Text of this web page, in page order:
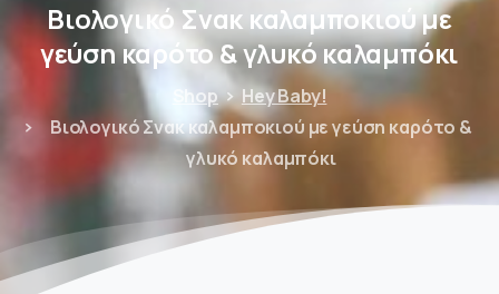
Βιολογικό Σνακ καλαμποκιούμε
γεύσηκαρότο &γλυκό καλαμπόκι
Shop
Hey Baby!
Βιολογικό Σνακ καλαμποκιού με γεύση καρότο &
γλυκό καλαμπόκι